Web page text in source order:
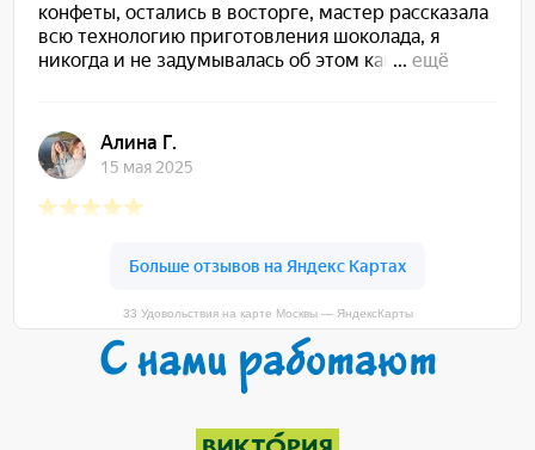
33 Удовольствия на карте Москвы — ЯндексКарты
С нами работают